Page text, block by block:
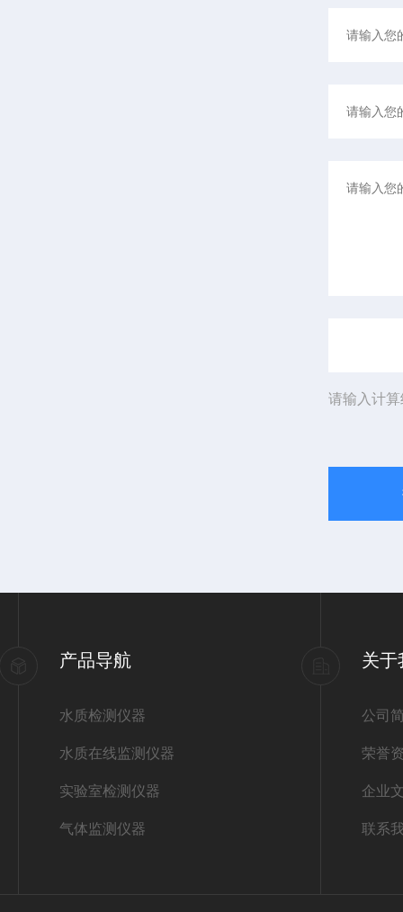
请输入计
产品导航
水质检测仪器
水质在线监测仪器
实验室检测仪器
气体监测仪器
关于
公司
荣誉
企业
联系